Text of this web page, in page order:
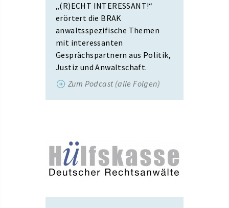
„(R)ECHT INTERESSANT!“
erörtert die BRAK
anwaltsspezifische Themen
mit interessanten
Gesprächspartnern aus Politik,
Justiz und Anwaltschaft.
Zum Podcast (alle Folgen)